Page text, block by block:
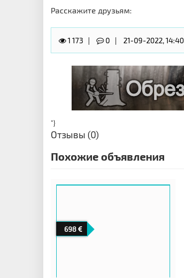
Расскажите друзьям:
1 173 0 21-09-2022, 14:40
"}
Отзывы (0)
Похожие объявления
698